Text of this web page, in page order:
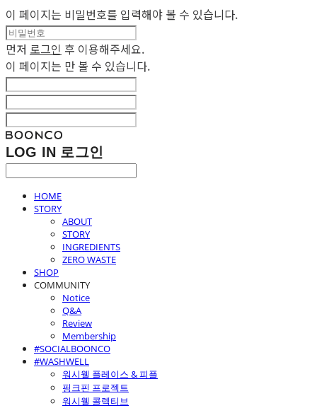
이 페이지는 비밀번호를 입력해야 볼 수 있습니다.
먼저 로그인 후 이용해주세요.
이 페이지는 만 볼 수 있습니다.
LOG IN 로그인
HOME
STORY
ABOUT
STORY
INGREDIENTS
ZERO WASTE
SHOP
COMMUNITY
Notice
Q&A
Review
Membership
#SOCIALBOONCO
#WASHWELL
워시웰 플레이스 & 피플
핑크핀 프로젝트
워시웰 콜렉티브